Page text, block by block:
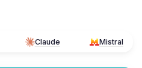
Claude Mistral